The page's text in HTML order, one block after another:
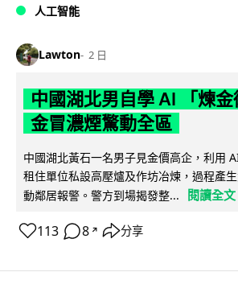
人工智能
Lawton 2 日
中國湖北男自學 AI 「煉
金冒濃煙驚動全區
中國湖北黃石一名男子見金價高企，利用
租住單位私設高壓爐及作坊冶煉，過程產
動鄰居報警。警方到場揭發整...
閱讀全文
113 8 ↗ 分享